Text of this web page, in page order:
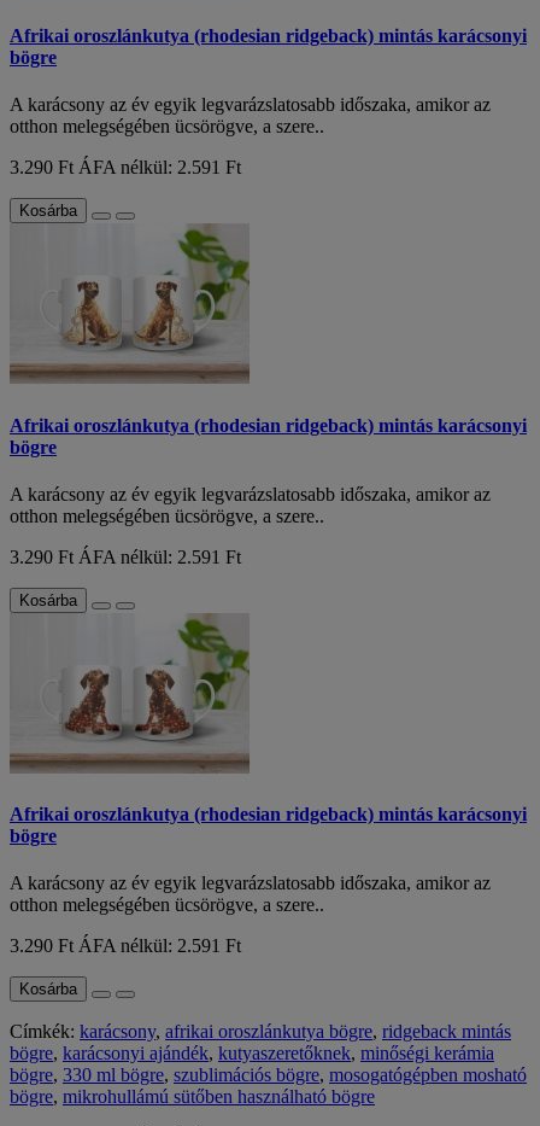
Afrikai oroszlánkutya (rhodesian ridgeback) mintás karácsonyi
bögre
A karácsony az év egyik legvarázslatosabb időszaka, amikor az
otthon melegségében ücsörögve, a szere..
3.290 Ft ÁFA nélkül: 2.591 Ft
Kosárba
Afrikai oroszlánkutya (rhodesian ridgeback) mintás karácsonyi
bögre
A karácsony az év egyik legvarázslatosabb időszaka, amikor az
otthon melegségében ücsörögve, a szere..
3.290 Ft ÁFA nélkül: 2.591 Ft
Kosárba
Afrikai oroszlánkutya (rhodesian ridgeback) mintás karácsonyi
bögre
A karácsony az év egyik legvarázslatosabb időszaka, amikor az
otthon melegségében ücsörögve, a szere..
3.290 Ft ÁFA nélkül: 2.591 Ft
Kosárba
Címkék: karácsony, afrikai oroszlánkutya bögre, ridgeback mintás
bögre, karácsonyi ajándék, kutyaszeretőknek, minőségi kerámia
bögre, 330 ml bögre, szublimációs bögre, mosogatógépben mosható
bögre, mikrohullámú sütőben használható bögre